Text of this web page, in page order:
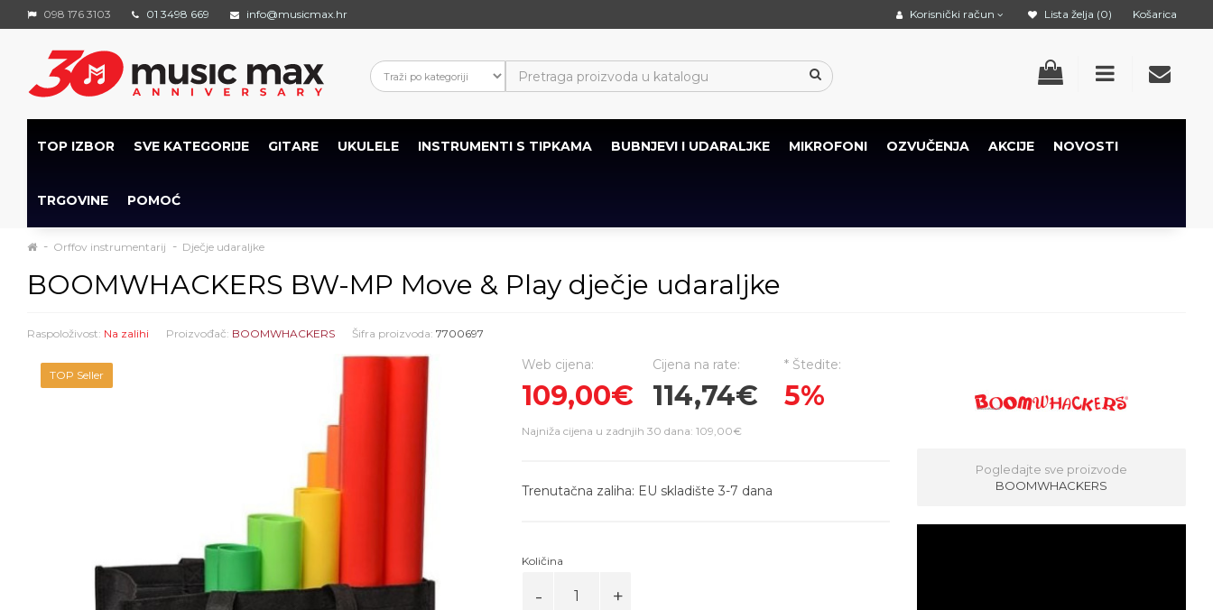
098 176 3103 01 3498 669 info@musicmax.hr Korisnički račun Lista želja (0) Košarica
TOP IZBOR SVE KATEGORIJE GITARE UKULELE INSTRUMENTI S TIPKAMA BUBNJEVI I UDARALJKE MIKROFONI OZVUČENJA AKCIJE NOVOSTI
TRGOVINE POMOĆ
Orffov instrumentarij Dječje udaraljke
BOOMWHACKERS BW-MP Move & Play dječje udaraljke
Raspoloživost: Na zalihi Proizvođač: BOOMWHACKERS Šifra proizvoda: 7700697
TOP Seller
Web cijena:
109,00€
Cijena na rate:
114,74€
* Štedite:
5%
Najniža cijena u zadnjih 30 dana: 109,00€
Trenutačna zaliha: EU skladište 3-7 dana
Količina
Pogledajte sve proizvode
BOOMWHACKERS